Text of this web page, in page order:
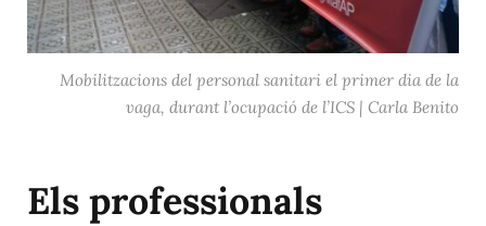
Mobilitzacions del personal sanitari el primer dia de la
vaga, durant l’ocupació de l’ICS | Carla Benito
Els professionals